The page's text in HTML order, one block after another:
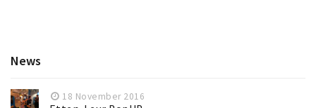
News
18 November 2016